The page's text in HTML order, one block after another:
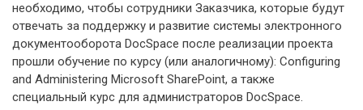
необходимо, чтобы сотрудники Заказчика, которые будут
отвечать за поддержку и развитие системы электронного
документооборота DocSpace после реализации проекта
прошли обучение по курсу (или аналогичному): Configuring
and Administering Microsoft SharePoint, а также
специальный курс для администраторов DocSpace.